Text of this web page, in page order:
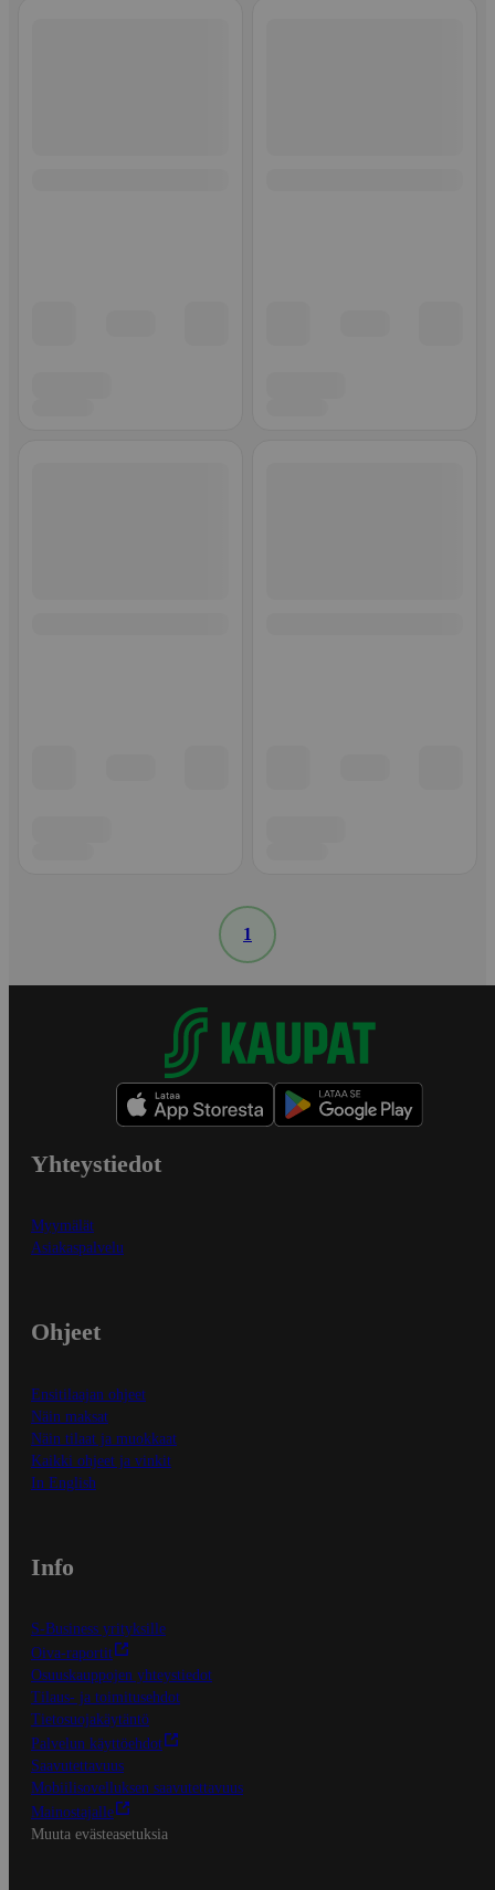
1
Yhteystiedot
Myymälät
Asiakaspalvelu
Ohjeet
Ensitilaajan ohjeet
Näin maksat
Näin tilaat ja muokkaat
Kaikki ohjeet ja vinkit
In English
Info
S-Business yrityksille
Oiva-raportit
Osuuskauppojen yhteystiedot
Tilaus- ja toimitusehdot
Tietosuojakäytäntö
Palvelun käyttöehdot
Saavutettavuus
Mobiilisovelluksen saavutettavuus
Mainostajalle
Muuta evästeasetuksia